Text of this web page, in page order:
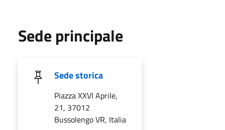
Sede principale
Sede storica
Piazza XXVI Aprile,
21, 37012
Bussolengo VR, Italia